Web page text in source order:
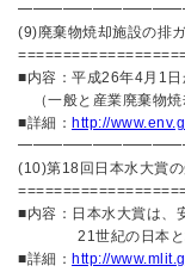
(9)廃棄物焼却施設の排
■内容：平成26年4月1
（一般と産業廃棄物
■詳細： http://
(10)第18回日本水大
■内容：日本水大賞は、
21世紀の日本と地球
■詳細： http://